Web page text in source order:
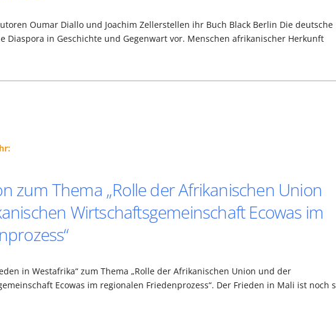
Oumar Diallo und Joachim Zellerstellen ihr Buch Black Berlin Die deutsche
Diaspora in Geschichte und Gegenwart vor. Menschen afrikanischer Herkunft
zum Thema „Rolle der Afrikanischen Union
Wirtschaftsgemeinschaft Ecowas im
in Westafrika“ zum Thema „Rolle der Afrikanischen Union und der
Ecowas im regionalen Friedenprozess“. Der Frieden in Mali ist noch